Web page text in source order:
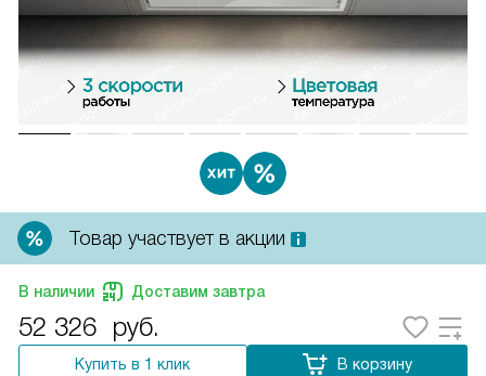
Товар участвует в акции
В наличии Доставим завтра
52 326 руб.
Купить в 1 клик В корзину